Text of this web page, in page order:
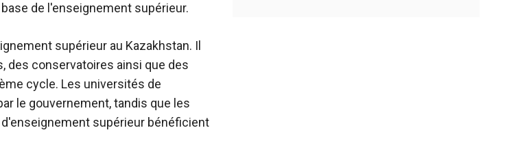
de l'enseignement supérieur.
supérieur au Kazakhstan. Il
des conservatoires ainsi que des
cycle. Les universités de
le gouvernement, tandis que les
supérieur bénéficient